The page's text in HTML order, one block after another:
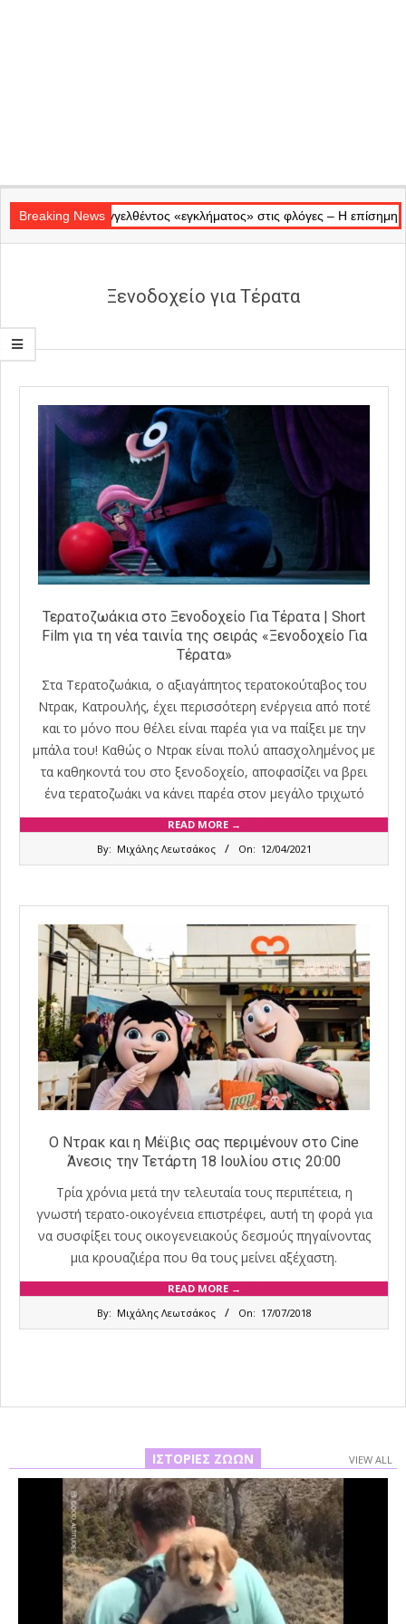
Navigation
Menu
Breaking News
προαναγγελθέντος «εγκλήματος» στις φλόγες – Η επίσημη
Ξενοδοχείο για Τέρατα
Τερατοζωάκια στο Ξενοδοχείο Για Τέρατα | Short
Film για τη νέα ταινία της σειράς «Ξενοδοχείο Για
Τέρατα»
Στα Τερατοζωάκια, ο αξιαγάπητος τερατοκούταβος του
Ντρακ, Κατρουλής, έχει περισσότερη ενέργεια από ποτέ
και το μόνο που θέλει είναι παρέα για να παίξει με την
μπάλα του! Καθώς ο Ντρακ είναι πολύ απασχολημένος με
τα καθηκοντά του στο ξενοδοχείο, αποφασίζει να βρει
ένα τερατοζωάκι να κάνει παρέα στον μεγάλο τριχωτό
READ MORE →
By: Μιχάλης Λεωτσάκος On: 12/04/2021
Ο Ντρακ και η Μέϊβις σας περιμένουν στο Cine
Άνεσις την Τετάρτη 18 Ιουλίου στις 20:00
Τρία χρόνια μετά την τελευταία τους περιπέτεια, η
γνωστή τερατο-οικογένεια επιστρέφει, αυτή τη φορά για
να συσφίξει τους οικογενειακούς δεσμούς πηγαίνοντας
μια κρουαζιέρα που θα τους μείνει αξέχαστη.
READ MORE →
By: Μιχάλης Λεωτσάκος On: 17/07/2018
ΙΣΤΟΡΊΕΣ ΖΏΩΝ VIEW ALL